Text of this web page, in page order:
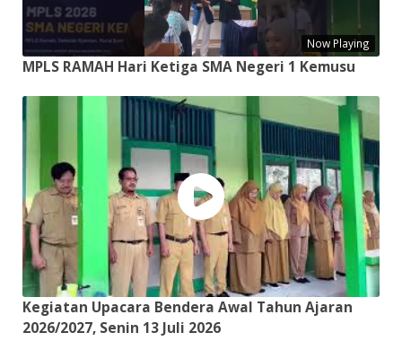
Now Playing
MPLS RAMAH Hari Ketiga SMA Negeri 1 Kemusu
Kegiatan Upacara Bendera Awal Tahun Ajaran
2026/2027, Senin 13 Juli 2026